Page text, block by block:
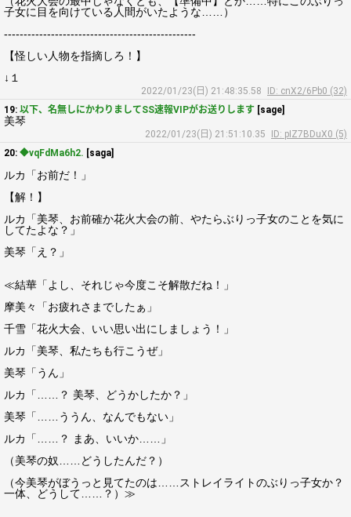
子女に目を向けている人間がいたような……）
-------------------------------------------------
【怪しい人物を指摘しろ！】
↓１
2022/01/23(日) 21:48:35.58
ID: cnX2/6Pb0 (32)
19: 以下、名無しにかわりましてSS速報VIPがお送りします [sage]
美琴
2022/01/23(日) 21:51:10.35
ID: pIZ7BDuX0 (5)
20: ◆vqFdMa6h2. [saga]
ルカ「お前だ！」
【解！】
ルカ「美琴、お前確か花火大会の前、やたらぶりっ子女のことを気に
してたよな？」
美琴「え？」
≪結華「よし、それじゃ今度こそ解散だね！」
摩美々「お疲れさまでしたぁ」
千雪「花火大会、いい思い出にしましょう！」
ルカ「美琴、私たちも行こうぜ」
美琴「うん」
ルカ「……？ 美琴、どうかしたか？」
美琴「……ううん、なんでもない」
ルカ「……？ まあ、いいか……」
（美琴の奴……どうしたんだ？）
（今美琴がぼうっと見てたのは……ストレイライトのぶりっ子女か？
一体、どうして……？）≫